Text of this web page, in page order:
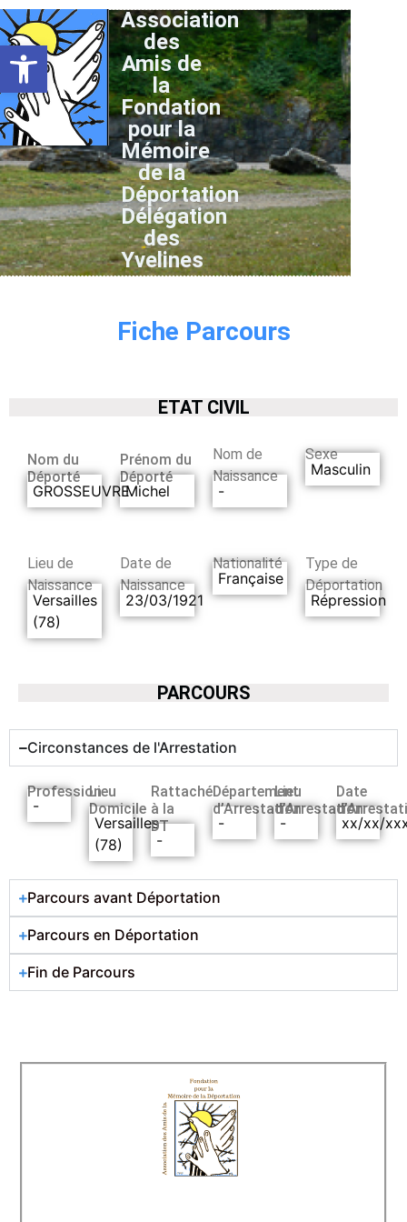
Ouvrir la barre d’outils
Association
des
Amis de
la
Fondation
pour la
Mémoire
de la
Déportation
Délégation
des
Yvelines
Fiche Parcours
ETAT CIVIL
Nom du
Déporté
GROSSEUVRE
Prénom du
Déporté
Michel
Nom de
Naissance
-
Sexe
Masculin
Lieu de
Naissance
Versailles
(78)
Date de
Naissance
23/03/1921
Nationalité
Française
Type de
Déportation
Répression
PARCOURS
Circonstances de l'Arrestation
Profession
-
Lieu
Domicile
Versailles
(78)
Rattaché
à la
DT
-
Département
d’Arrestation
-
Lieu
d’Arrestation
-
Date
xx/xx/
Parcours avant Déportation
Parcours en Déportation
Fin de Parcours